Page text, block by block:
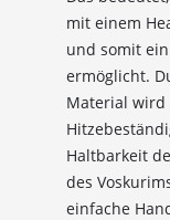
mit einem
und somit
ermöglicht.
Material wird
Haltbarkeit
des
einfache